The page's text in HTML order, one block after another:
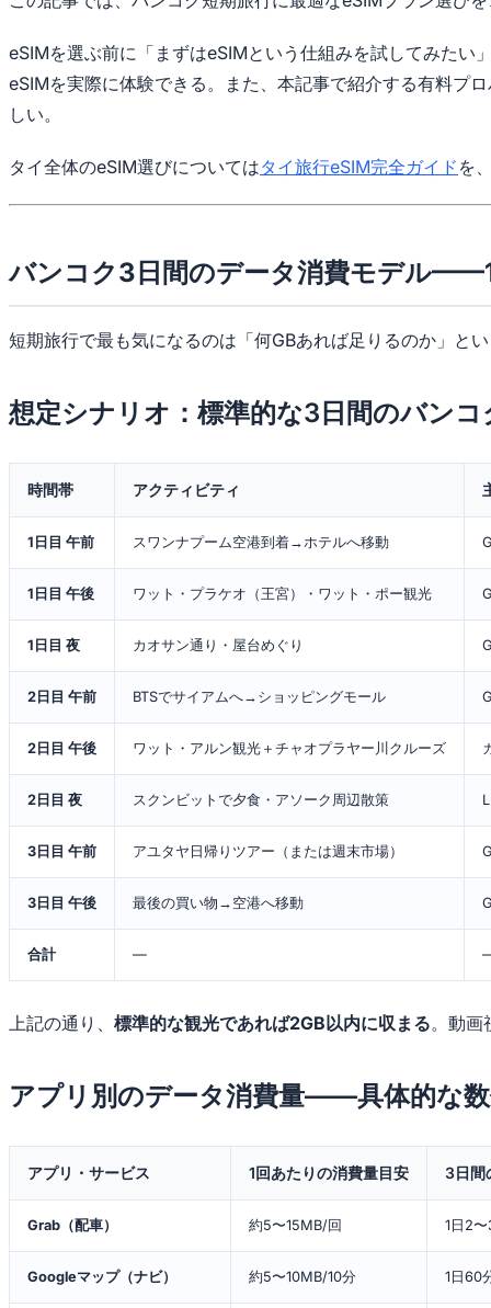
eSIMを選ぶ前に「まずはeSIMという仕組みを試してみた
eSIMを実際に体験できる。また、本記事で紹介する有料プ
しい。
タイ全体のeSIM選びについてはタイ旅行eSIM完全ガイド を
バンコク3日間のデータ消費モデル
短期旅行で最も気になるのは「何GBあれば足りるのか」と
想定シナリオ：標準的な3日間のバン
時間帯 アクティビティ
1日目 午前 スワンナプーム空港到着→ホテルへ移動
1日目 午後 ワット・プラケオ（王宮）・ワット・ポー観光
1日目 夜 カオサン通り・屋台めぐり
2日目 午前 BTSでサイアムへ→ショッピングモール
2日目 午後 ワット・アルン観光＋チャオプラヤー川クルーズ
2日目 夜 スクンビットで夕食・アソーク周辺散策
3日目 午前 アユタヤ日帰りツアー（または週末市場）
3日目 午後 最後の買い物→空港へ移動
合計 —
上記の通り、 標準的な観光であれば2GB以内に収まる。動画
アプリ別のデータ消費量——具体的な
アプリ・サービス 1回あたりの消費量目安 3日間
Grab（配車） 約5〜15MB/回 1日2
Googleマップ（ナビ） 約5〜10MB/10分 1日60